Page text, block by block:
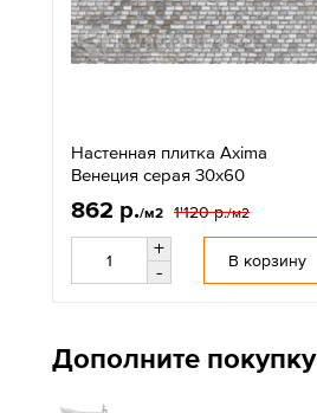
Настенная плитка Axima
Венеция серая 30x60
862 р./м2 1'120 р./м2
+
-
В корзину
Дополните покупку